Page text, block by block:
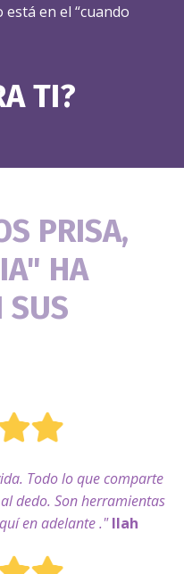
está en el “cuando
TI?
PRISA,
HA
SUS
Todo lo que comparte
dedo. Son herramientas
en adelante ." Ilah